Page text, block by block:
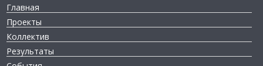
Главная
Проекты
Коллектив
Результаты